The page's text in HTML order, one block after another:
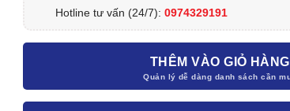
Hotline tư vấn (24/7): 0974329191
THÊM VÀO GIỎ HÀNG